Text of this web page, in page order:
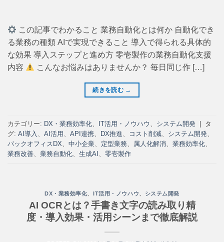
この記事でわかること 業務自動化とは何か 自動化でき
る業務の種類 AIで実現できること 導入で得られる具体的
な効果 導入ステップと進め方 零壱製作の業務自動化支援
内容
こんなお悩みはありませんか？ 毎日同じ作 […]
続きを読む →
カテゴリー: DX・業務効率化、 IT活用・ノウハウ 、 システム開発
タ
グ: AI導入 、 AI活用 、 API連携、 DX推進、 コスト削減、 システム開発、
バックオフィスDX、 中小企業、 定型業務、 属人化解消、 業務効率化、
業務改善、 業務自動化、 生成AI 、 零壱製作
DX・業務効率化、IT活用・ノウハウ、 システム開発
AI OCRとは？手書き文字の読み取り精
度・導入効果・活用シーンまで徹底解説